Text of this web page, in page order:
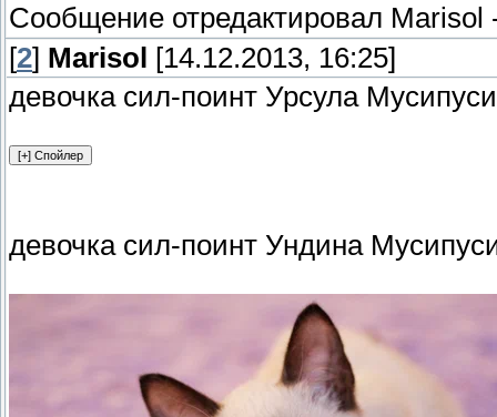
Сообщение отредактировал Marisol
[2] Marisol
[14.12.2013, 16:25]
девочка сил-поинт Урсула
девочка сил-поинт Ундина